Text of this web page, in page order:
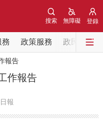
登錄
無障礙
搜索
務 政策服務 政民互動
訊
報告
作報告
報